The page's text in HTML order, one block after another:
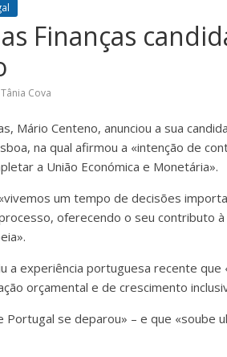
Finanças
Tânia Cova
Mário Centeno, anunciou a sua
na qual afirmou a «intenção de
a União Económica e Monetária».
um tempo de decisões
oferecendo o seu contributo
a experiência portuguesa recente
orçamental e de crescimento
Portugal se deparou» – e que «soube